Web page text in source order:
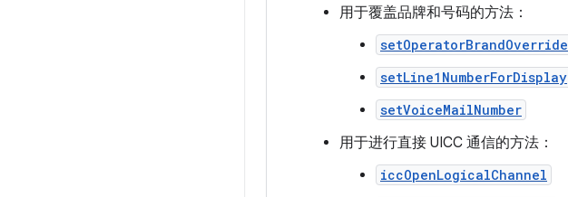
用于覆盖品牌和号码的方法：
setOperatorBrandOverride
setLine1NumberForDisplay
setVoiceMailNumber
用于进行直接 UICC 通信的方法：
iccOpenLogicalChannel